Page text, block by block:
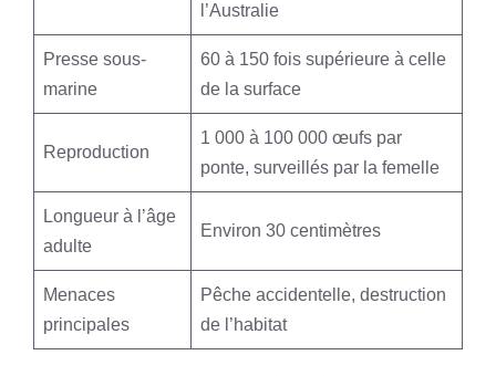
l’Australie
Presse sous-
marine
60 à 150 fois supérieure à celle
de la surface
Reproduction
1 000 à 100 000 œufs par
ponte, surveillés par la femelle
Longueur à l’âge
adulte
Environ 30 centimètres
Menaces
principales
Pêche accidentelle, destruction
de l’habitat